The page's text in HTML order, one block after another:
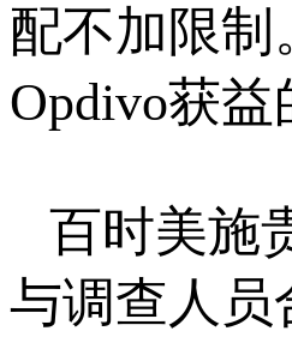
配不加限
Opdivo获
百时美施
与调查人员